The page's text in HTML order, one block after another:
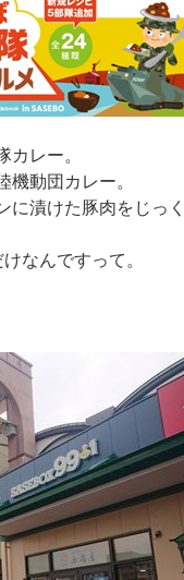
レー。
動団カレー。
に漬けた豚肉をじっ
なんですって。